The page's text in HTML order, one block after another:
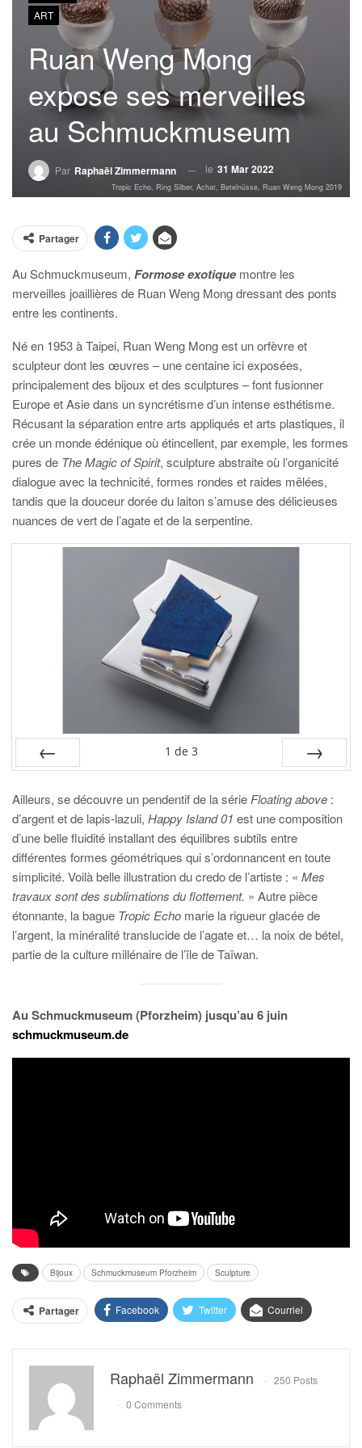
ART
Ruan Weng Mong
expose ses merveilles
au Schmuckmuseum
Par Raphaël Zimmermann le 31 Mar 2022
Tropic Echo, Ring Silber, Achat, Betelnüsse, Ruan Weng Mong 2019
Partager
Au Schmuckmuseum, Formose exotique montre les
merveilles joaillières de Ruan Weng Mong dressant des ponts
entre les continents.
Né en 1953 à Taipei, Ruan Weng Mong est un orfèvre et
sculpteur dont les œuvres – une centaine ici exposées,
principalement des bijoux et des sculptures – font fusionner
Europe et Asie dans un syncrétisme d’un intense esthétisme.
Récusant la séparation entre arts appliqués et arts plastiques, il
crée un monde édénique où étincellent, par exemple, les formes
pures de The Magic of Spirit, sculpture abstraite où l’organicité
dialogue avec la technicité, formes rondes et raides mêlées,
tandis que la douceur dorée du laiton s’amuse des délicieuses
nuances de vert de l’agate et de la serpentine.
1 de 3
Ailleurs, se découvre un pendentif de la série Floating above :
d’argent et de lapis-lazuli, Happy Island 01 est une composition
d’une belle fluidité installant des équilibres subtils entre
différentes formes géométriques qui s’ordonnancent en toute
simplicité. Voilà belle illustration du credo de l’artiste : « Mes
travaux sont des sublimations du flottement. » Autre pièce
étonnante, la bague Tropic Echo marie la rigueur glacée de
l’argent, la minéralité translucide de l’agate et… la noix de bétel,
partie de la culture millénaire de l’île de Taïwan.
Au Schmuckmuseum (Pforzheim) jusqu’au 6 juin
schmuckmuseum.de
Bijoux Schmuckmuseum Pforzheim Sculpture
Partager Facebook Twitter Courriel
Raphaël Zimmermann
250 Posts
0 Comments